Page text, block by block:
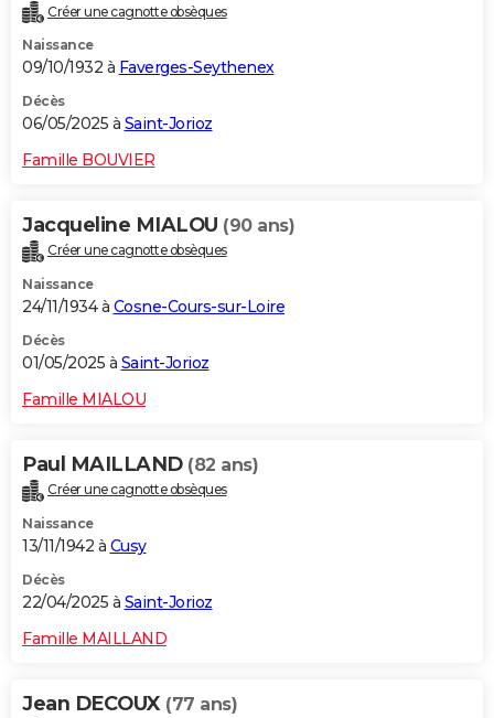
Créer une cagnotte obsèques
Naissance
09/10/1932 à Faverges-Seythenex
Décès
06/05/2025 à Saint-Jorioz
Famille BOUVIER
Jacqueline MIALOU (90 ans)
Créer une cagnotte obsèques
Naissance
24/11/1934 à Cosne-Cours-sur-Loire
Décès
01/05/2025 à Saint-Jorioz
Famille MIALOU
Paul MAILLAND (82 ans)
Créer une cagnotte obsèques
Naissance
13/11/1942 à Cusy
Décès
22/04/2025 à Saint-Jorioz
Famille MAILLAND
Jean DECOUX (77 ans)